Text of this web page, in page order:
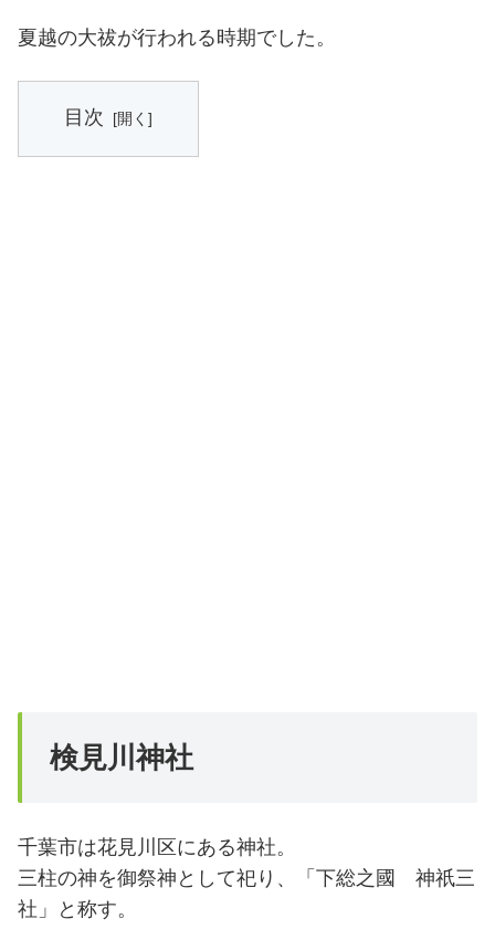
夏越の大祓が行われる時期でした。
目次
検見川神社
千葉市は花見川区にある神社。
三柱の神を御祭神として祀り、「下総之國 神祇三
社」と称す。